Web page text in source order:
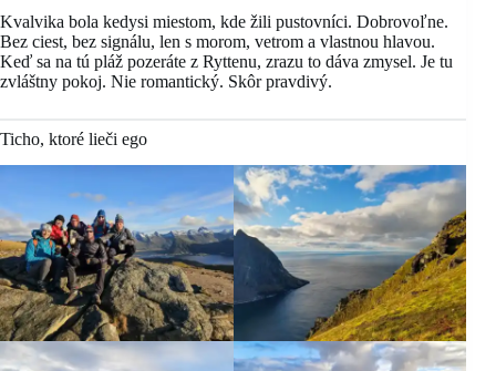
Kvalvika bola kedysi miestom, kde žili pustovníci. Dobrovoľne.
Bez ciest, bez signálu, len s morom, vetrom a vlastnou hlavou.
Keď sa na tú pláž pozeráte z Ryttenu, zrazu to dáva zmysel. Je tu
zvláštny pokoj. Nie romantický. Skôr pravdivý.
Ticho, ktoré lieči ego